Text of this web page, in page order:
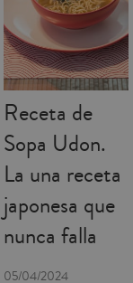
Receta de
Sopa Udon.
La una receta
japonesa que
nunca falla
05/04/2024